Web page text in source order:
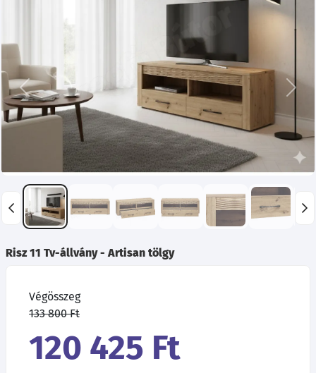
Előző
Risz 11 Tv-állvány - Artisan tölgy
Végösszeg
133 800 Ft
120 425 Ft